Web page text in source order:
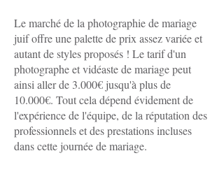
Le marché de la photographie de mariage
juif offre une palette de prix assez variée et
autant de styles proposés ! Le tarif d'un
photographe et vidéaste de mariage peut
ainsi aller de 3.000€ jusqu'à plus de
10.000€. Tout cela dépend évidement de
l'expérience de l'équipe, de la réputation des
professionnels et des prestations incluses
dans cette journée de mariage.​